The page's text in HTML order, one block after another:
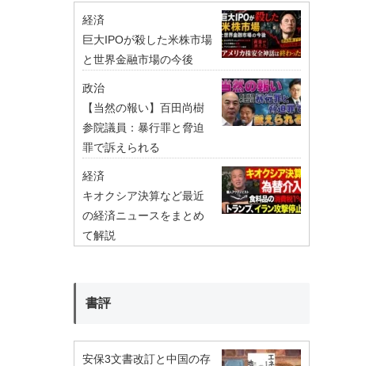
経済
巨大IPOが殺した米株市場
と世界金融市場の今後
政治
【当然の報い】百田尚樹
参院議員：暴行罪と脅迫
罪で訴えられる
経済
キオクシア決算など最近
の経済ニュースをまとめ
て解説
書評
安保3文書改訂と中国の存